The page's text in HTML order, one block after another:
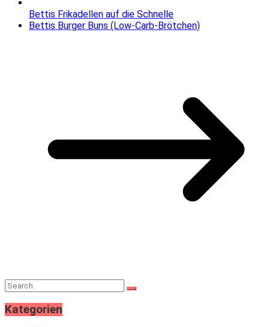
Bettis Frikadellen auf die Schnelle
Bettis Burger Buns (Low-Carb-Brötchen)
Kategorien